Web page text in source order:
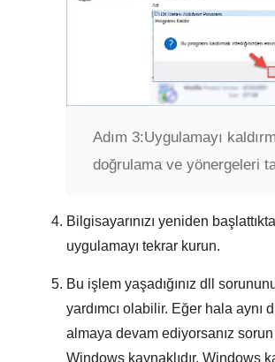
Adım 3:Uygulamayı
doğrulama ve yönergeleri
Bilgisayarınızı yeniden
uygulamayı tekrar kurun.
Bu işlem yaşadığınız dll
yardımcı olabilir. Eğer hala aynı
almaya devam ediyorsanız
Windows kaynaklıdır. Windows